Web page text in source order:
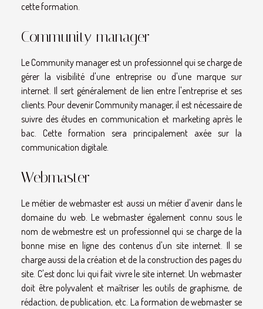
cette formation.
Community manager
Le Community manager est un professionnel qui se charge de
gérer la visibilité d'une entreprise ou d'une marque sur
internet. Il sert généralement de lien entre l'entreprise et ses
clients. Pour devenir Community manager, il est nécessaire de
suivre des études en communication et marketing après le
bac. Cette formation sera principalement axée sur la
communication digitale.
Webmaster
Le métier de webmaster est aussi un métier d'avenir dans le
domaine du web. Le webmaster également connu sous le
nom de webmestre est un professionnel qui se charge de la
bonne mise en ligne des contenus d'un site internet. Il se
charge aussi de la création et de la construction des pages du
site. C'est donc lui qui fait vivre le site internet. Un webmaster
doit être polyvalent et maîtriser les outils de graphisme, de
rédaction, de publication, etc. La formation de webmaster se